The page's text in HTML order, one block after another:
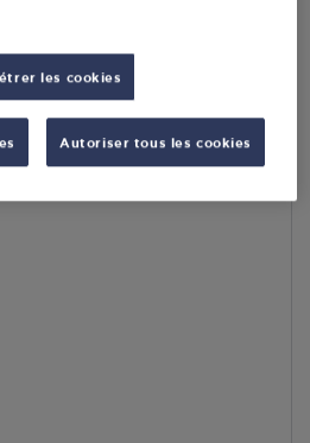
les cookies
Autoriser tous les cookies